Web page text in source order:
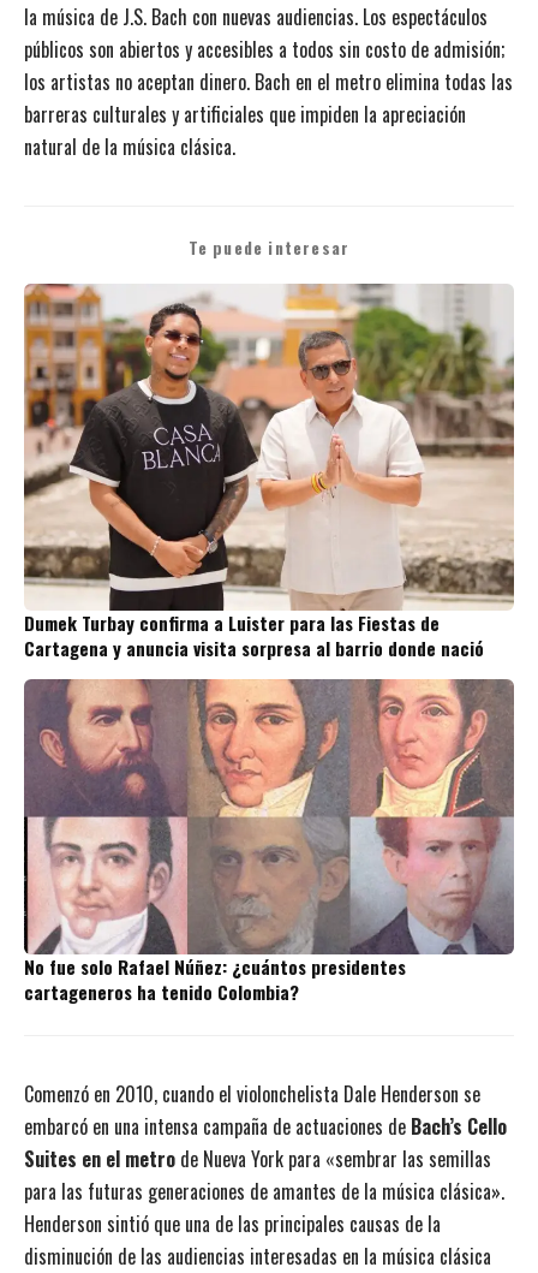
la música de J.S. Bach con nuevas audiencias. Los espectáculos
públicos son abiertos y accesibles a todos sin costo de admisión;
los artistas no aceptan dinero. Bach en el metro elimina todas las
barreras culturales y artificiales que impiden la apreciación
natural de la música clásica.
Te puede interesar
Dumek Turbay confirma a Luister para las Fiestas de
Cartagena y anuncia visita sorpresa al barrio donde nació
No fue solo Rafael Núñez: ¿cuántos presidentes
cartageneros ha tenido Colombia?
Comenzó en 2010, cuando el violonchelista Dale Henderson se
embarcó en una intensa campaña de actuaciones de Bach’s Cello
Suites en el metro de Nueva York para «sembrar las semillas
para las futuras generaciones de amantes de la música clásica».
Henderson sintió que una de las principales causas de la
disminución de las audiencias interesadas en la música clásica